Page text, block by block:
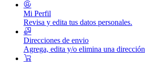
Mi Perfil
Revisa y edita tus datos personales.
Direcciones de envio
Agrega, edita y/o elimina una dirección